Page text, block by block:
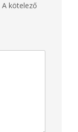
A kötelező